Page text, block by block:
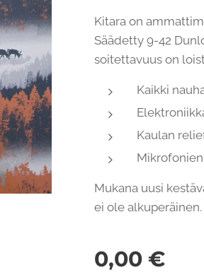
Kitara on
Säädetty 9-42
soitettavuus on
Kaikki
Kaulan
Mukana uusi
ei ole alkuperäinen.
0,00 €